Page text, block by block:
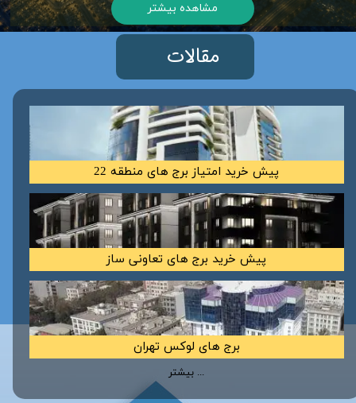
مشاهده بیشتر
مقالات
پیش خرید امتیاز برج های منطقه 22
پیش خرید برج های تعاونی ساز
برج های لوکس تهران
بیشتر ...